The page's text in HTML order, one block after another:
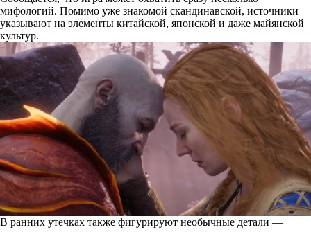
мифологий. Помимо уже знакомой скандинавской, источники
указывают на элементы китайской, японской и даже майянской
культур.
В ранних утечках также фигурируют необычные детали —